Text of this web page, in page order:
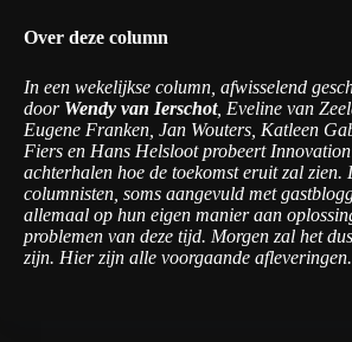
Over deze column
In een wekelijkse column, afwisselend
door Wendy van Ierschot, Eveline van
Eugene Franken, Jan Wouters, Katleen
Fiers en Hans Helsloot probeert
achterhalen hoe de toekomst eruit zal zien.
columnisten, soms aangevuld met
allemaal op hun eigen manier aan
problemen van deze tijd. Morgen zal het
zijn. Hier zijn alle voorgaande afleveringen.